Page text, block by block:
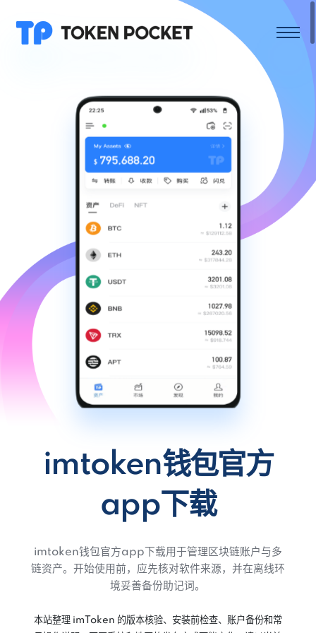
imtoken钱包官方
app下载
imtoken钱包官方app下载用于管理区块链账户与多
链资产。开始使用前，应先核对软件来源，并在离线环
境妥善备份助记词。
本站整理 imToken 的版本核验、安装前检查、账户备份和常